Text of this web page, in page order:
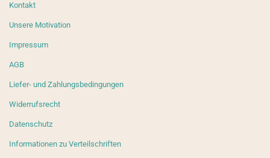
Kontakt
Unsere Motivation
Impressum
AGB
Liefer- und Zahlungsbedingungen
Widerrufsrecht
Datenschutz
Informationen zu Verteilschriften